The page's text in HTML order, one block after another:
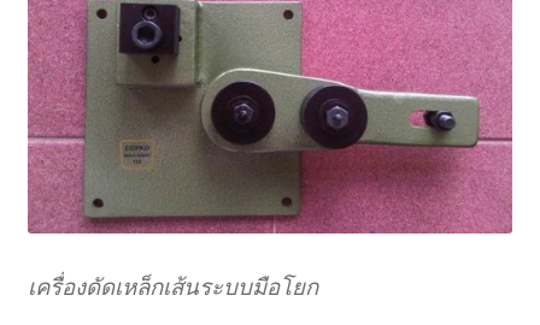
เครื่องดัดเหล็กเส้นระบบมือโยก